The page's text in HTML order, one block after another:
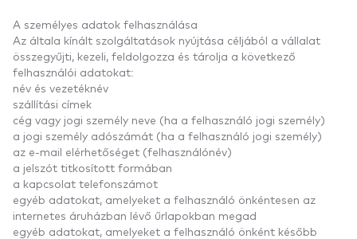
A személyes adatok felhasználása
Az általa kínált szolgáltatások nyújtása céljából a vállalat
összegyűjti, kezeli, feldolgozza és tárolja a következő
felhasználói adatokat:
név és vezetéknév
szállítási címek
cég vagy jogi személy neve (ha a felhasználó jogi személy)
a jogi személy adószámát (ha a felhasználó jogi személy)
az e-mail elérhetőséget (felhasználónév)
a jelszót titkosított formában
a kapcsolat telefonszámot
egyéb adatokat, amelyeket a felhasználó önkéntesen az
internetes áruházban lévő űrlapokban megad
egyéb adatokat, amelyeket a felhasználó önként később